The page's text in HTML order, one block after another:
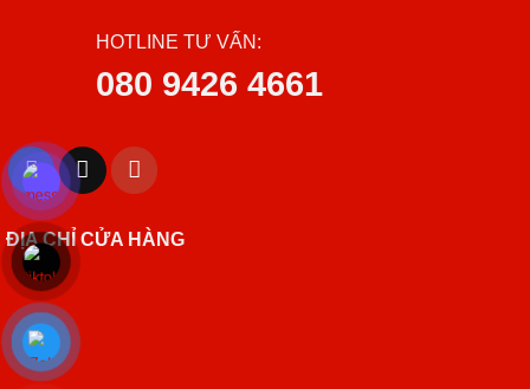
HOTLINE TƯ VẤN:
080 9426 4661
ĐỊA CHỈ CỬA HÀNG